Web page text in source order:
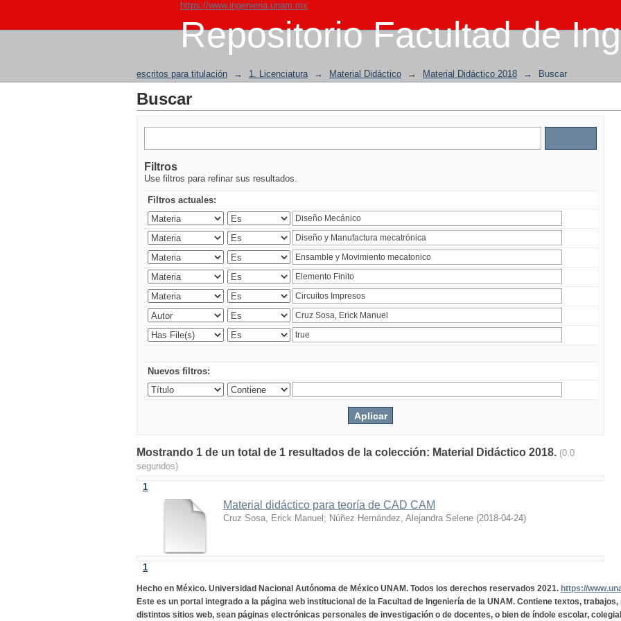
https://www.ingenieria.unam.mx
Repositorio Facultad de
escritos para titulación
→ 1. Licenciatura → Material Didáctico → Material Didáctico 2018 → Buscar
Buscar
Filtros
Use filtros para refinar sus resultados.
Filtros actuales:
Nuevos filtros:
Mostrando 1 de un total de 1 resultados de la colección: Material Didáctico 2018. (0.0
segundos)
1
Material didáctico para teoría de CAD CAM
Cruz Sosa, Erick Manuel ; Núñez Hernández, Alejandra Selene (2018-04-24)
1
Hecho en México. Universidad Nacional Autónoma de México UNAM. Todos los derechos reservados 2021. https://
Este es un portal integrado a la página web institucional de la Facultad de Ingeniería de la UNAM. Contiene textos,
distintos sitios web, sean páginas electrónicas personales de investigación o de docentes, o bien de índole escolar,